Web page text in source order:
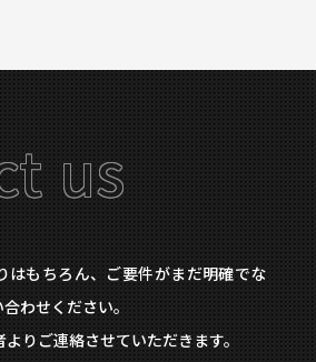
us
はもちろん、ご要件がまだ明確でな
わせください。
りご連絡させていただきます。